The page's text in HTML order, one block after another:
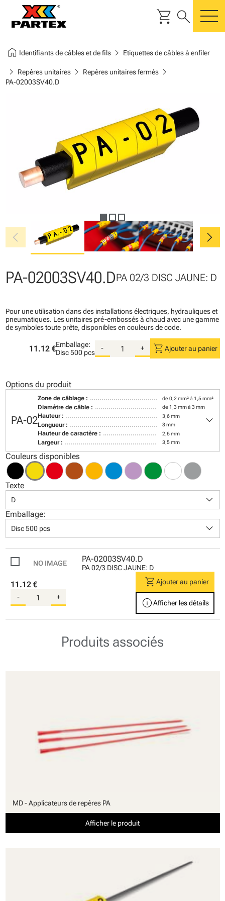
shopping_cart search
home Identifiants de câbles et de filschevron_right Etiquettes de câbles à enfiler
chevron_right Repères unitaireschevron_right Repères unitaires ferméschevron_right
PA-02003SV40.D
chevron_left chevron_right
PA-02003SV40.DPA 02/3 DISC JAUNE: D
Pour une utilisation dans des installations électriques, hydrauliques et
pneumatiques. Les unitaires pré-embossés à chaud avec une gamme
de symboles toute prête, disponibles en couleurs de code.
11.12 €Emballage:
Disc500 pcs
- + shopping_cart Ajouter au panier
Options du produit
PA-02
Zone de câblage : de 0,2 mm² à 1,5 mm²
Diamètre de câble : de 1,3 mm à 3 mm
Hauteur : 3,6 mm
Longueur : 3 mm
Hauteur de caractère : 2,6 mm
Largeur : 3,5 mm
keyboard_arrow_down
Couleurs disponibles
Texte
D keyboard_arrow_down
Emballage:
Disc 500 pcs keyboard_arrow_down
PA-02003SV40.D
PA 02/3 DISC JAUNE: D
11.12 €
- +
shopping_cart Ajouter au panier
infoAfficher les détails
Produits associés
MD - Applicateurs de repères PA
Afficher le produit